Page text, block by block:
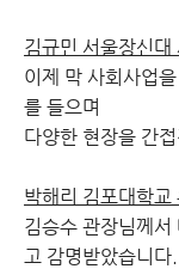
김규민 서울장신
이제 막 사회사업
를 들으며
다양한 현장을 간
박해리 김포대학
김승수 관장님께
고 감명받았습니다.